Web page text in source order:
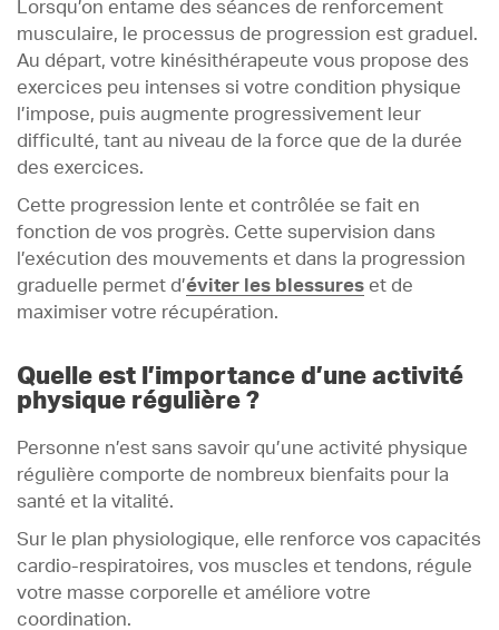
Lorsqu’on entame des séances de renforcement
musculaire, le processus de progression est graduel.
Au départ, votre kinésithérapeute vous propose des
exercices peu intenses si votre condition physique
l’impose, puis augmente progressivement leur
difficulté, tant au niveau de la force que de la durée
des exercices.
Cette progression lente et contrôlée se fait en
fonction de vos progrès. Cette supervision dans
l’exécution des mouvements et dans la progression
graduelle permet d’éviter les blessures et de
maximiser votre récupération.
Quelle est l’importance d’une activité
physique régulière ?
Personne n’est sans savoir qu’une activité physique
régulière comporte de nombreux bienfaits pour la
santé et la vitalité.
Sur le plan physiologique, elle renforce vos capacités
cardio-respiratoires, vos muscles et tendons, régule
votre masse corporelle et améliore votre
coordination.